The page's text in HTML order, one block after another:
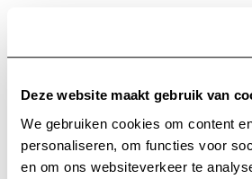
Deze website maakt gebruik van
We gebruiken cookies om content
personaliseren, om functies voor
en om ons websiteverkeer te
Terug